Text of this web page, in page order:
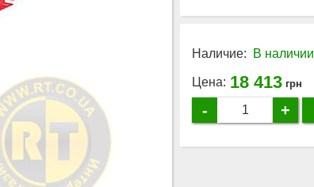
Наличие: В наличии
Цена: 18 413 грн
- +